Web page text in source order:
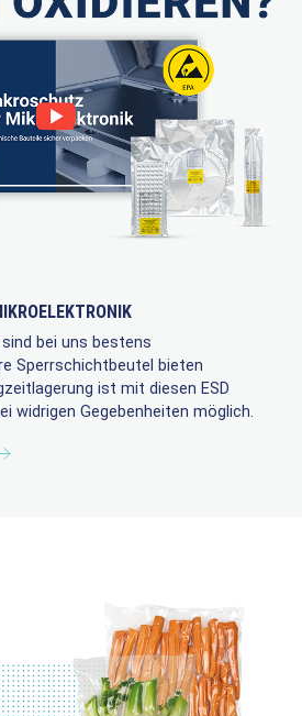
bei uns bestens
Sperrschichtbeutel bieten
ist mit diesen ESD
widrigen Gegebenheiten möglich.